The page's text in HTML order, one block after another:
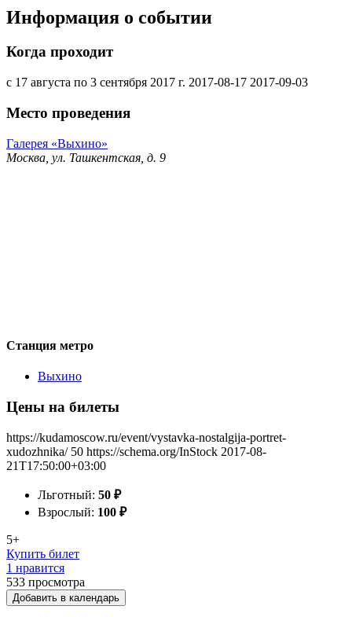
Информация о событии
Когда проходит
с 17 августа по 3 сентября 2017 г. 2017-08-17 2017-09-03
Место проведения
Галерея «Выхино»
Москва, ул. Ташкентская, д. 9
Станция метро
Выхино
Цены на билеты
https://kudamoscow.ru/event/vystavka-nostalgija-portret-
xudozhnika/ 50 https://schema.org/InStock 2017-08-
21T17:50:00+03:00
Льготный: 50 ₽
Взрослый: 100 ₽
5+
Купить билет
1 нравится
533 просмотра
Добавить в календарь